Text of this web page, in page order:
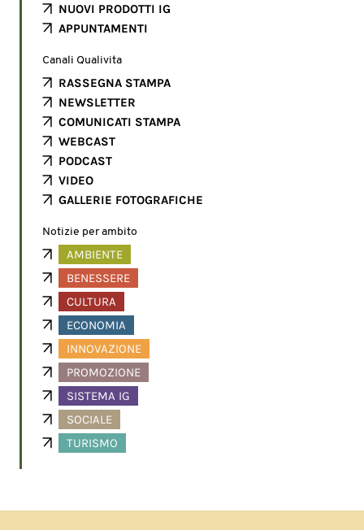
NUOVI PRODOTTI IG
APPUNTAMENTI
Canali Qualivita
RASSEGNA STAMPA
NEWSLETTER
COMUNICATI STAMPA
WEBCAST
PODCAST
VIDEO
GALLERIE FOTOGRAFICHE
Notizie per ambito
AMBIENTE
BENESSERE
CULTURA
ECONOMIA
INNOVAZIONE
PROMOZIONE
SISTEMA IG
SOCIALE
TURISMO